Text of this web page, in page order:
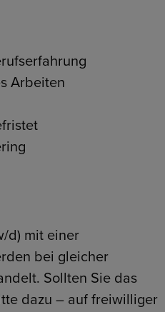
Arbeiten
d) mit einer
bei gleicher
Sollten Sie das
dazu – auf freiwilliger